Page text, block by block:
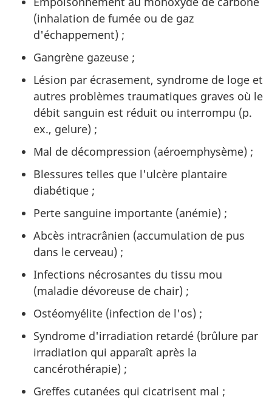
(inhalation de fumée ou de gaz
d'échappement) ;
Gangrène gazeuse ;
Lésion par écrasement, syndrome de loge et
autres problèmes traumatiques graves où le
débit sanguin est réduit ou interrompu (p.
ex., gelure) ;
Mal de décompression (aéroemphysème) ;
Blessures telles que l'ulcère plantaire
diabétique ;
Perte sanguine importante (anémie) ;
Abcès intracrânien (accumulation de pus
dans le cerveau) ;
Infections nécrosantes du tissu mou
(maladie dévoreuse de chair) ;
Ostéomyélite (infection de l'os) ;
Syndrome d'irradiation retardé (brûlure par
irradiation qui apparaît après la
cancérothérapie) ;
Greffes cutanées qui cicatrisent mal ;